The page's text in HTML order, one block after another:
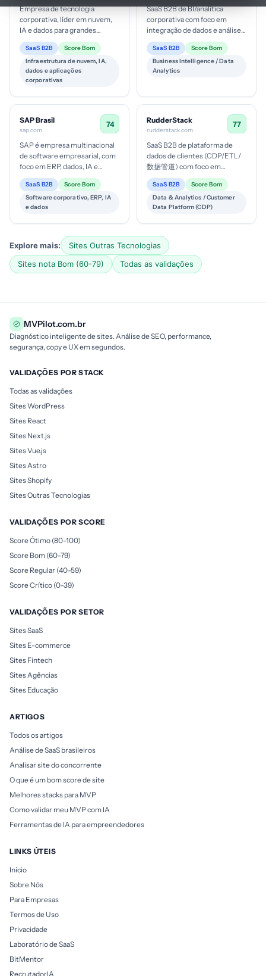
Empresa de tecnologia
corporativa, líder em nuvem,
IA e dados para grandes
organizações. Nicho de
enterprise cloud com foco em
multicloud...
SaaS B2B
Score Bom
Infraestrutura de nuvem, IA,
dados e aplicações
corporativas
SaaS B2B de BI/analítica
corporativa com foco em
integração de dados e análise
embutida, voltado a empresas
que utilizam Google Cloud; ti...
SaaS B2B
Score Bom
Business Intelligence / Data
Analytics
SAP Brasil
sap.com
74
SAP é empresa multinacional
de software empresarial, com
foco em ERP, dados, IA e
nuvem; atende grandes
empresas de diversos setores;
tic...
SaaS B2B
Score Bom
Software corporativo, ERP, IA
e dados
RudderStack
rudderstack.com
77
SaaS B2B de plataforma de
dados de clientes (CDP/ETL/
数据管道) com foco em
ingestão/transformação/entrega
de eventos em tempo real;
estágio m...
SaaS B2B
Score Bom
Data & Analytics / Customer
Data Platform (CDP)
Explore mais:
Sites Outras Tecnologias
Sites nota Bom (60-79)
Todas as validações
MVPilot.com.br
Diagnóstico inteligente de sites. Análise de SEO, performance,
segurança, copy e UX em segundos.
VALIDAÇÕES POR STACK
Todas as validações
Sites WordPress
Sites React
Sites Next.js
Sites Vue.js
Sites Astro
Sites Shopify
Sites Outras Tecnologias
VALIDAÇÕES POR SCORE
Score Ótimo (80-100)
Score Bom (60-79)
Score Regular (40-59)
Score Crítico (0-39)
VALIDAÇÕES POR SETOR
Sites SaaS
Sites E-commerce
Sites Fintech
Sites Agências
Sites Educação
ARTIGOS
Todos os artigos
Análise de SaaS brasileiros
Analisar site do concorrente
O que é um bom score de site
Melhores stacks para MVP
Como validar meu MVP com IA
Ferramentas de IA para empreendedores
LINKS ÚTEIS
Início
Sobre Nós
Para Empresas
Termos de Uso
Privacidade
Laboratório de SaaS
BitMentor
RecrutadorIA